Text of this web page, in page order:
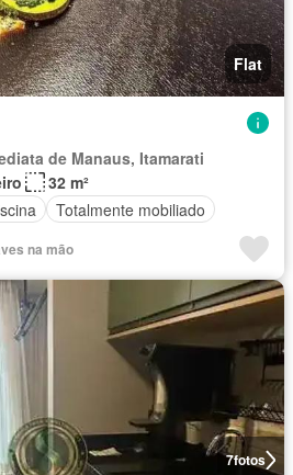
Flat
de Manaus, Itamarati
32 m²
Totalmente mobiliado
na mão
7fotos